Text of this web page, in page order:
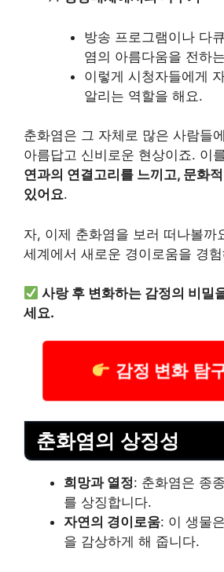
방송 프로그램이나 다
염의 아름다움을 전하
이렇게 시청자들에게
알리는 역할을 해요.
춘화염은 그 자체로 많은 사람들
아름답고 신비로운 현상이죠. 이
연과의 연결고리를 느끼고, 문화
있어요.
자, 이제 춘화염을 보러 떠나볼까
세계에서 새로운 경이로움을 경
사랑 후 변화하는 감정의 비밀
세요.
감정 변화 탐
춘화염의 상징성
희망과 열정: 춘화염은 종
를 상징합니다.
자연의 경이로움: 이 생물
을 감상하게 해 줍니다.